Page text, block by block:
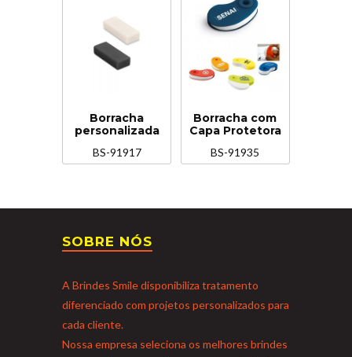
Borracha
personalizada
BS-91917
Borracha com
Capa Protetora
BS-91935
SOBRE NÓS
A Brindes Smile disponibiliza tratamento
diferenciado com projetos personalizados para
cada cliente.
Nossa empresa seleciona os melhores brindes